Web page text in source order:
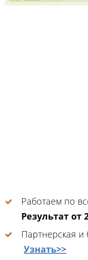
Работаем по
Результат от
Партнерская
Узнать>>